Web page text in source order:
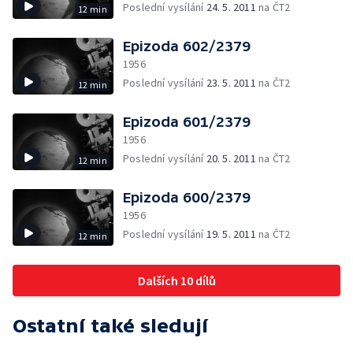
12 min
Poslední vysílání 24. 5. 2011 na ČT2
12 min
Epizoda 602/2379
1956
Poslední vysílání 23. 5. 2011 na ČT2
12 min
Epizoda 601/2379
1956
Poslední vysílání 20. 5. 2011 na ČT2
12 min
Epizoda 600/2379
1956
Poslední vysílání19. 5. 2011 na ČT2
Dalších 10 dílů
Ostatní také sledují